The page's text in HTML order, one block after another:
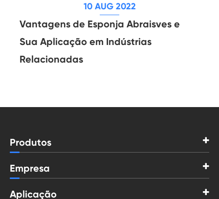
10 AUG 2022
Vantagens de Esponja Abraisves e
Sua Aplicação em Indústrias
Relacionadas
Produtos
Empresa
Aplicação